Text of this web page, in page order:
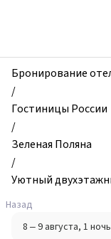
дома,
Уютный
дoм,
улица
24А,
Зеленая
Поляна,
Россия
Бронирование
/
Гостиницы России
/
Зеленая Поляна
/
Уютный
Назад
8 – 9 августа, 1 ночь